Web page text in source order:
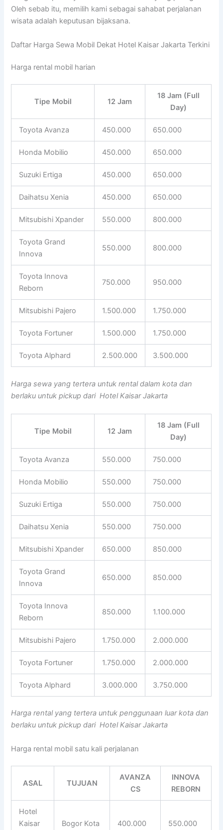
Oleh sebab itu, memilih kami sebagai sahabat perjalanan
wisata adalah keputusan bijaksana.
Daftar Harga Sewa Mobil Dekat Hotel Kaisar Jakarta Terkini
Harga rental mobil harian
Tipe Mobil 12 Jam
18 Jam (Full
Day)
Toyota Avanza 450.000 650.000
Honda Mobilio 450.000 650.000
Suzuki Ertiga 450.000 650.000
Daihatsu Xenia 450.000 650.000
Mitsubishi Xpander 550.000 800.000
Toyota Grand
Innova
550.000 800.000
Toyota Innova
Reborn
750.000 950.000
Mitsubishi Pajero 1.500.000 1.750.000
Toyota Fortuner 1.500.000 1.750.000
Toyota Alphard 2.500.000 3.500.000
Harga sewa yang tertera untuk rental dalam kota dan
berlaku untuk pickup dari Hotel Kaisar Jakarta
Tipe Mobil 12 Jam
18 Jam (Full
Day)
Toyota Avanza 550.000 750.000
Honda Mobilio 550.000 750.000
Suzuki Ertiga 550.000 750.000
Daihatsu Xenia 550.000 750.000
Mitsubishi Xpander 650.000 850.000
Toyota Grand
Innova
650.000 850.000
Toyota Innova
Reborn
850.000 1.100.000
Mitsubishi Pajero 1.750.000 2.000.000
Toyota Fortuner 1.750.000 2.000.000
Toyota Alphard 3.000.000 3.750.000
Harga rental yang tertera untuk penggunaan luar kota dan
berlaku untuk pickup dari Hotel Kaisar Jakarta
Harga rental mobil satu kali perjalanan
ASAL TUJUAN
AVANZA
CS
INNOVA
REBORN
Hotel
Kaisar
Bogor Kota 400.000 550.000